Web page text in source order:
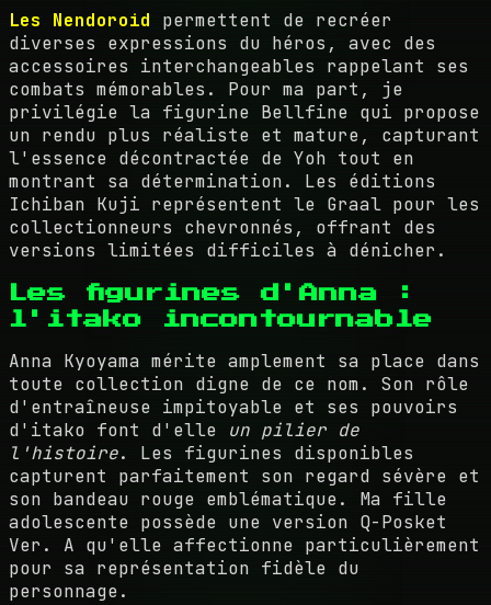
Les Nendoroid permettent de recréer
diverses expressions du héros, avec des
accessoires interchangeables rappelant ses
combats mémorables. Pour ma part, je
privilégie la figurine Bellfine qui propose
un rendu plus réaliste et mature, capturant
l'essence décontractée de Yoh tout en
montrant sa détermination. Les éditions
Ichiban Kuji représentent le Graal pour les
collectionneurs chevronnés, offrant des
versions limitées difficiles à dénicher.
Les figurines d'Anna :
l'itako incontournable
Anna Kyoyama mérite amplement sa place dans
toute collection digne de ce nom. Son rôle
d'entraîneuse impitoyable et ses pouvoirs
d'itako font d'elle un pilier de
l'histoire. Les figurines disponibles
capturent parfaitement son regard sévère et
son bandeau rouge emblématique. Ma fille
adolescente possède une version Q-Posket
Ver. A qu'elle affectionne particulièrement
pour sa représentation fidèle du
personnage.